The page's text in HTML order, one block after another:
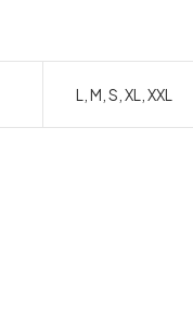
L, M, S, XL, XXL